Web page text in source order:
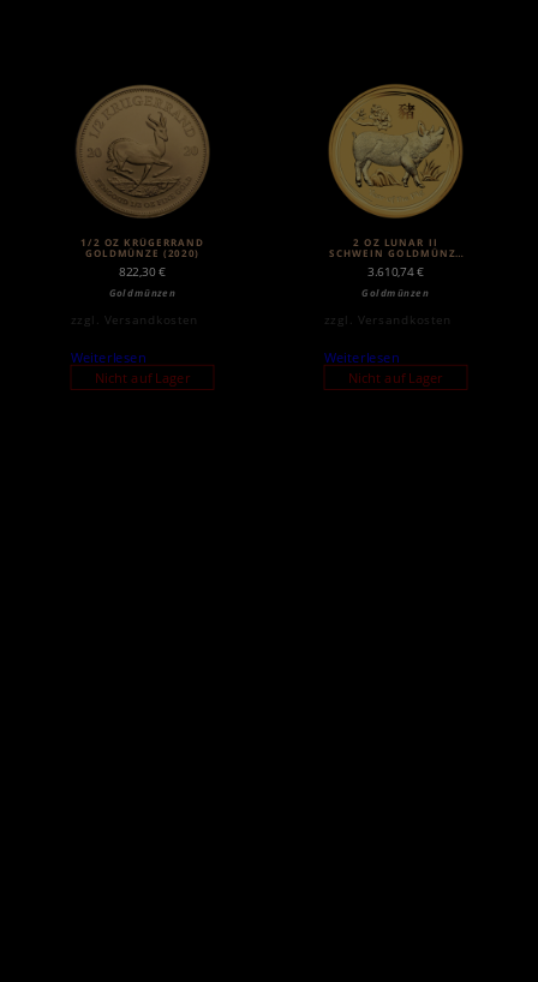
1/2 OZ KRÜGERRAND
GOLDMÜNZE (2020)
822,30€
Goldmünzen
zzgl. Versandkosten
Weiterlesen
Nicht auf Lager
2 OZ LUNAR II
SCHWEIN GOLDMÜNZE
3.610,74€
Goldmünzen
zzgl. Versandkosten
Weiterlesen
Nicht auf Lager